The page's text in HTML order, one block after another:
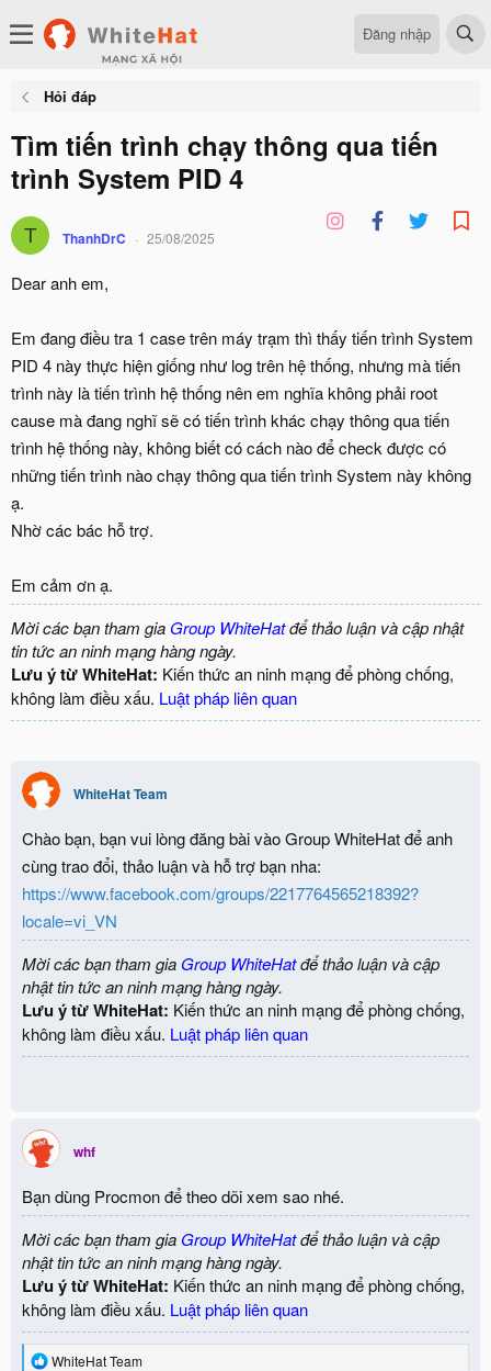
Đăng nhập
Hỏi đáp
Tìm tiến trình chạy thông qua tiến
trình System PID 4
T ThanhDrC 25/08/2025
Dear anh em,
Em đang điều tra 1 case trên máy trạm thì thấy tiến trình System
PID 4 này thực hiện giống như log trên hệ thống, nhưng mà tiến
trình này là tiến trình hệ thống nên em nghĩa không phải root
cause mà đang nghĩ sẽ có tiến trình khác chạy thông qua tiến
trình hệ thống này, không biết có cách nào để check được có
những tiến trình nào chạy thông qua tiến trình System này không
ạ.
Nhờ các bác hỗ trợ.
Em cảm ơn ạ.
Mời các bạn tham gia Group WhiteHatđể thảo luận và cập nhật
tin tức an ninh mạng hàng ngày.
Lưu ý từ WhiteHat: Kiến thức an ninh mạng để phòng chống,
không làm điều xấu. Luật pháp liên quan
WhiteHat Team
Chào bạn, bạn vui lòng đăng bài vào Group WhiteHat để anh
cùng trao đổi, thảo luận và hỗ trợ bạn nha:
https://www.facebook.com/groups/2217764565218392?
locale=vi_VN
Mời các bạn tham gia Group WhiteHatđể thảo luận và cập
nhật tin tức an ninh mạng hàng ngày.
Lưu ý từ WhiteHat: Kiến thức an ninh mạng để phòng chống,
không làm điều xấu. Luật pháp liên quan
whf
Bạn dùng Procmon để theo dõi xem sao nhé.
Mời các bạn tham gia Group WhiteHatđể thảo luận và cập
nhật tin tức an ninh mạng hàng ngày.
Lưu ý từ WhiteHat: Kiến thức an ninh mạng để phòng chống,
không làm điều xấu. Luật pháp liên quan
R
WhiteHat Team